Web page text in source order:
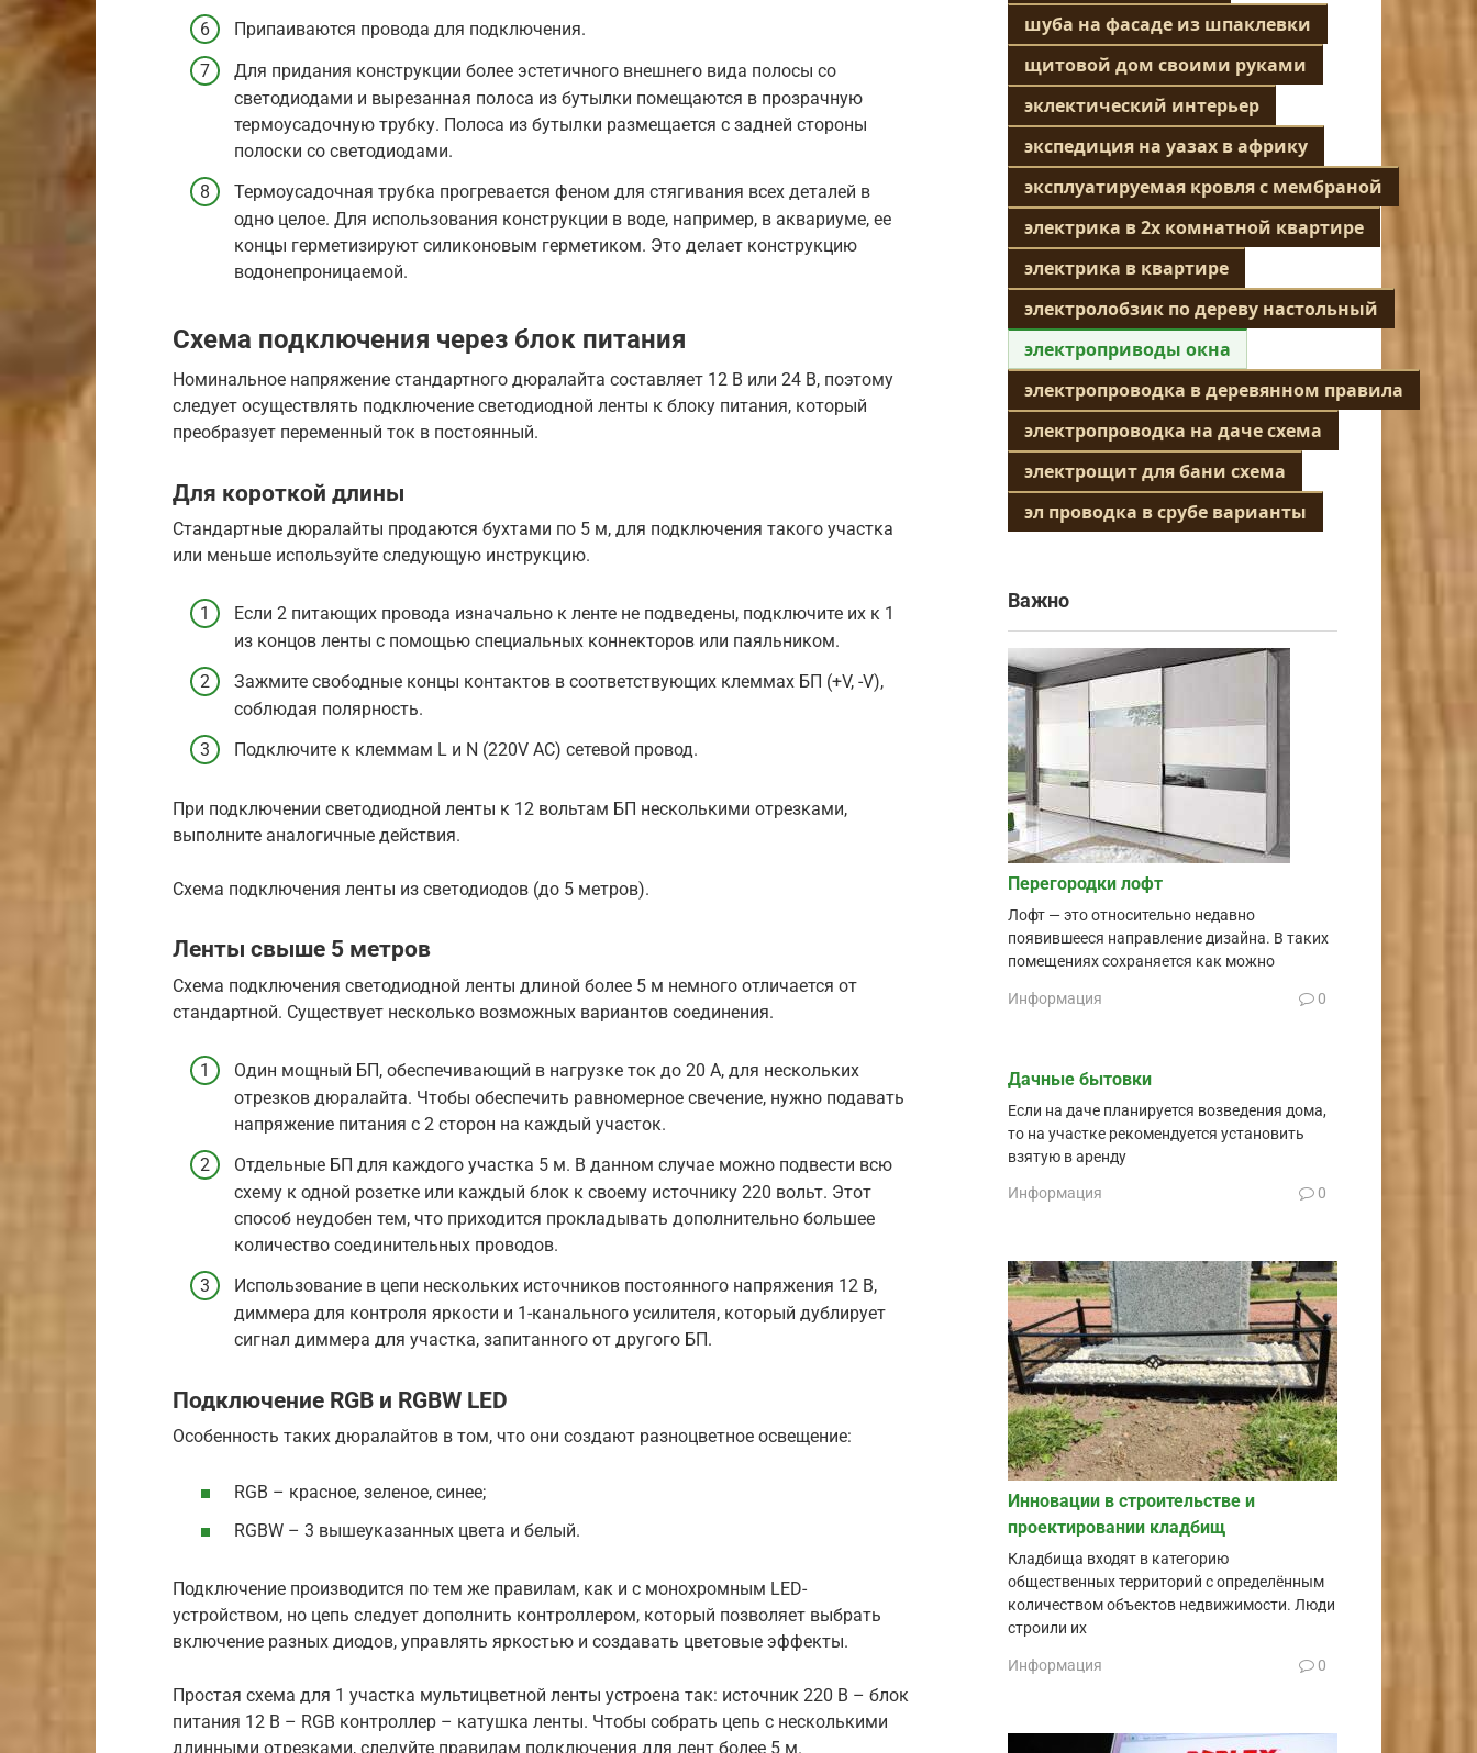
Припаиваются провода для подключения.
Для придания конструкции более эстетичного внешнего вида полосы со
светодиодами и вырезанная полоса из бутылки помещаются в прозрачную
термоусадочную трубку. Полоса из бутылки размещается с задней стороны
полоски со светодиодами.
Термоусадочная трубка прогревается феном для стягивания всех деталей в
одно целое. Для использования конструкции в воде, например, в аквариуме, ее
концы герметизируют силиконовым герметиком. Это делает конструкцию
водонепроницаемой.
Схема подключения через блок питания
Номинальное напряжение стандартного дюралайта составляет 12 В или 24 В, поэтому
следует осуществлять подключение светодиодной ленты к блоку питания, который
преобразует переменный ток в постоянный.
Для короткой длины
Стандартные дюралайты продаются бухтами по 5 м, для подключения такого участка
или меньше используйте следующую инструкцию.
Если 2 питающих провода изначально к ленте не подведены, подключите их к 1
из концов ленты с помощью специальных коннекторов или паяльником.
Зажмите свободные концы контактов в соответствующих клеммах БП (+V, -V),
соблюдая полярность.
Подключите к клеммам L и N (220V AC) сетевой провод.
При подключении светодиодной ленты к 12 вольтам БП несколькими отрезками,
выполните аналогичные действия.
Схема подключения ленты из светодиодов (до 5 метров).
Ленты свыше 5 метров
Схема подключения светодиодной ленты длиной более 5 м немного отличается от
стандартной. Существует несколько возможных вариантов соединения.
Один мощный БП, обеспечивающий в нагрузке ток до 20 А, для нескольких
отрезков дюралайта. Чтобы обеспечить равномерное свечение, нужно подавать
напряжение питания с 2 сторон на каждый участок.
Отдельные БП для каждого участка 5 м. В данном случае можно подвести всю
схему к одной розетке или каждый блок к своему источнику 220 вольт. Этот
способ неудобен тем, что приходится прокладывать дополнительно большее
количество соединительных проводов.
Использование в цепи нескольких источников постоянного напряжения 12 В,
диммера для контроля яркости и 1-канального усилителя, который дублирует
сигнал диммера для участка, запитанного от другого БП.
Подключение RGB и RGBW LED
Особенность таких дюралайтов в том, что они создают разноцветное освещение:
RGB – красное, зеленое, синее;
RGBW – 3 вышеуказанных цвета и белый.
Подключение производится по тем же правилам, как и с монохромным LED-
устройством, но цепь следует дополнить контроллером, который позволяет выбрать
включение разных диодов, управлять яркостью и создавать цветовые эффекты.
Простая схема для 1 участка мультицветной ленты устроена так: источник 220 В – блок
питания 12 В – RGB контроллер – катушка ленты. Чтобы собрать цепь с несколькими
длинными отрезками, следуйте правилам подключения для лент более 5 м.
шуба на фасаде из шпаклевки
щитовой дом своими руками
эклектический интерьер
экспедиция на уазах в африку
эксплуатируемая кровля с мембраной
электрика в 2х комнатной квартире
электрика в квартире
электролобзик по дереву настольный
электроприводы окна
электропроводка в деревянном правила
электропроводка на даче схема
электрощит для бани схема
эл проводка в срубе варианты
Важно
Перегородки лофт
Лофт — это относительно недавно
появившееся направление дизайна. В таких
помещениях сохраняется как можно
Информация 0
Дачные бытовки
Если на даче планируется возведения дома,
то на участке рекомендуется установить
взятую в аренду
Информация 0
Инновации в строительстве и
проектировании кладбищ
Кладбища входят в категорию
общественных территорий с определённым
количеством объектов недвижимости. Люди
строили их
Информация 0